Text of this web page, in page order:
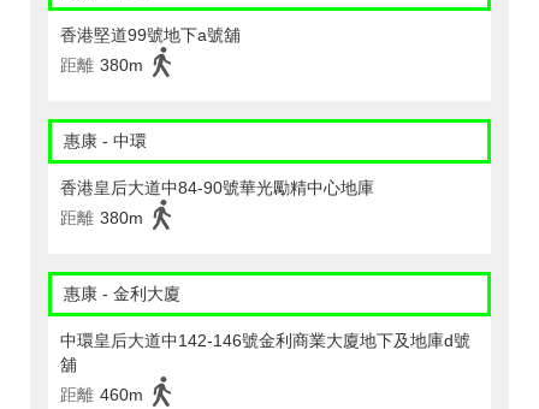
香港堅道99號地下a號舖
距離 380m
惠康 - 中環
香港皇后大道中84-90號華光勵精中心地庫
距離 380m
惠康 - 金利大廈
中環皇后大道中142-146號金利商業大廈地下及地庫d號
舖
距離 460m